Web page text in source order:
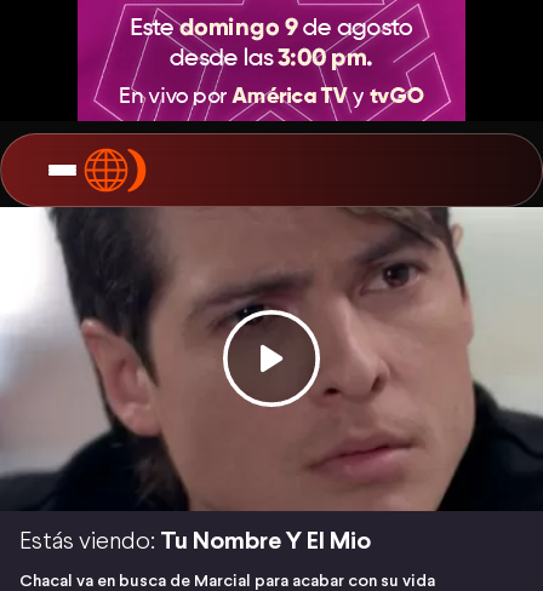
Estás viendo: Tu Nombre Y El Mio
Chacal va en busca de Marcial para acabar con su vida